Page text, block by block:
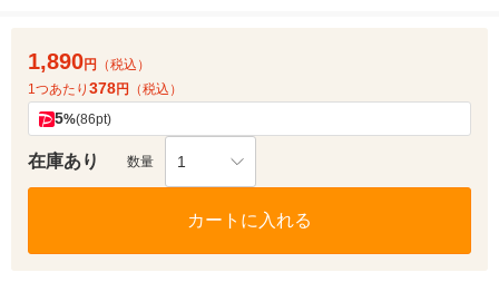
1,890円
（税込）
1つあたり 378円 （税込）
5%(86pt)
在庫あり 数量 1
カートに入れる